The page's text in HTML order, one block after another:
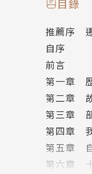
部安人的
後，完全
滴，也只
──奧崴
繼《神祕
程。這是
尋、修築
在把「夢
目錄
推薦序
自序
前言
第一章
第二章
第三章
第四章
第五章
第六章